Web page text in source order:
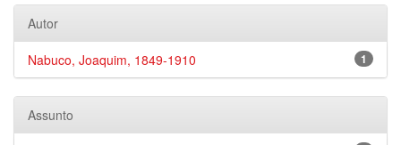
Autor
1
Nabuco, Joaquim, 1849-1910
Assunto